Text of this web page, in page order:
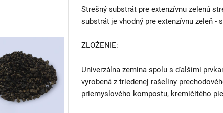
Strešný substrát pre extenzívnu zelenú
substrát je vhodný pre extenzívnu zeleň -
ZLOŽENIE:
Univerzálna zemina spolu s ďalšími
vyrobená z triedenej rašeliny prechodového typu,
priemyslového kompostu, kremičitého